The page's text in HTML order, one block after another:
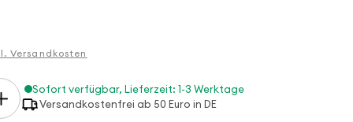
Versandkosten
Erhöhe
die
Sofort verfügbar, Lieferzeit: 1-3 Werktage
Versandkostenfrei ab 50 Euro in DE